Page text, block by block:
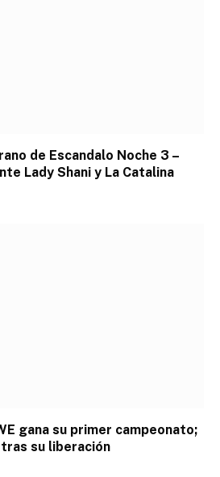
de Escandalo Noche 3 –
Lady Shani y La Catalina
gana su primer campeonato;
su liberación